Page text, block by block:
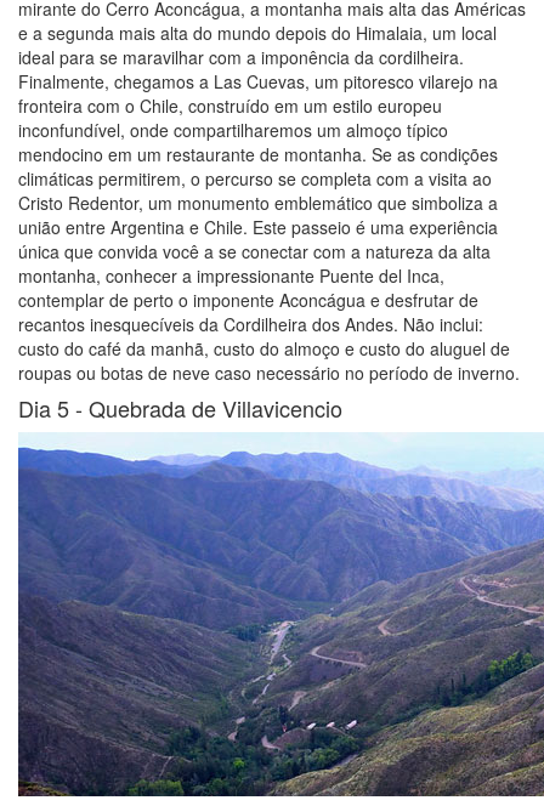
mirante do Cerro Aconcágua, a montanha mais alta das Américas
e a segunda mais alta do mundo depois do Himalaia, um local
ideal para se maravilhar com a imponência da cordilheira.
Finalmente, chegamos a Las Cuevas, um pitoresco vilarejo na
fronteira com o Chile, construído em um estilo europeu
inconfundível, onde compartilharemos um almoço típico
mendocino em um restaurante de montanha. Se as condições
climáticas permitirem, o percurso se completa com a visita ao
Cristo Redentor, um monumento emblemático que simboliza a
união entre Argentina e Chile. Este passeio é uma experiência
única que convida você a se conectar com a natureza da alta
montanha, conhecer a impressionante Puente del Inca,
contemplar de perto o imponente Aconcágua e desfrutar de
recantos inesquecíveis da Cordilheira dos Andes. Não inclui:
custo do café da manhã, custo do almoço e custo do aluguel de
roupas ou botas de neve caso necessário no período de inverno.
Dia 5 - Quebrada de Villavicencio